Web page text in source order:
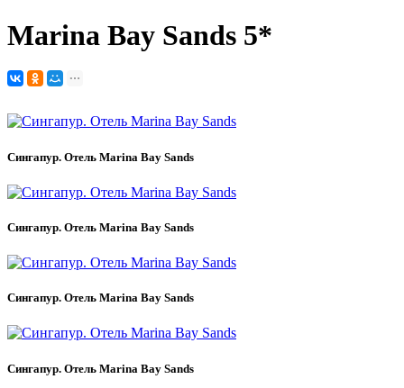
Marina Bay Sands 5*
Сингапур. Отель Marina Bay Sands
Сингапур. Отель Marina Bay Sands
Сингапур. Отель Marina Bay Sands
Сингапур. Отель Marina Bay Sands